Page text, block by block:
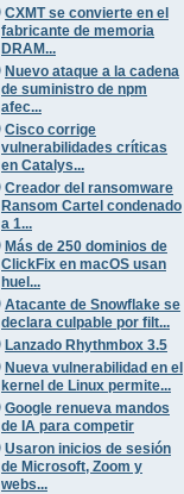
CXMT se convierte en el
fabricante de memoria
DRAM...
Nuevo ataque a la cadena
de suministro de npm
afec...
Cisco corrige
vulnerabilidades críticas
en Catalys...
Creador del ransomware
Ransom Cartel condenado
a 1...
Más de 250 dominios de
ClickFix en macOS usan
huel...
Atacante de Snowflake se
declara culpable por filt...
Lanzado Rhythmbox 3.5
Nueva vulnerabilidad en el
kernel de Linux permite...
Google renueva mandos
de IA para competir
Usaron inicios de sesión
de Microsoft, Zoom y
webs...